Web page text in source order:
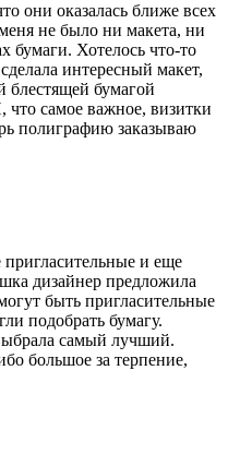
они оказалась ближе всех
не было ни макета, ни
бумаги. Хотелось что-то
интересный макет,
блестящей бумагой
что самое важное, визитки
полиграфию заказываю
пригласительные и еще
дизайнер предложила
быть пригласительные
подобрать бумагу.
самый лучший.
большое за терпение,